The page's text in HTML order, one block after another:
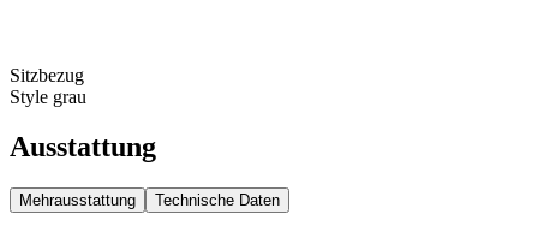
Sitzbezug
Style grau
Ausstattung
Mehrausstattung Technische Daten